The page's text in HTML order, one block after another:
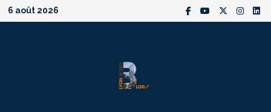
Passer
au
6 août 2026